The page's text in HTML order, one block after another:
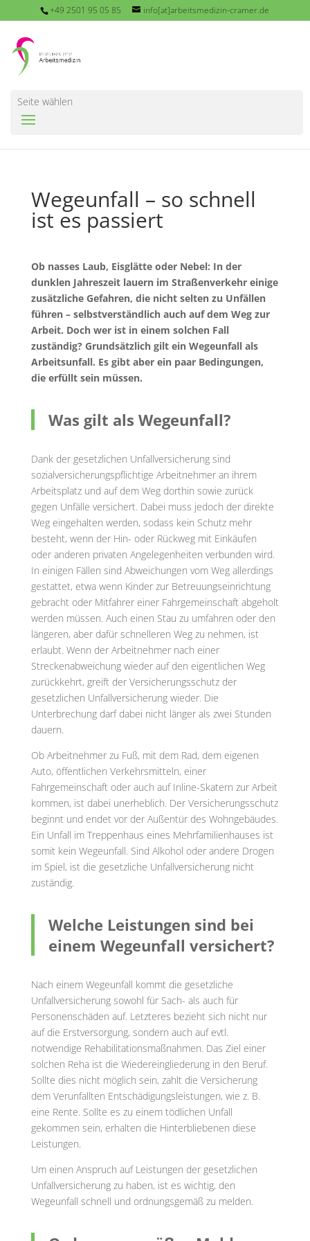
+49 2501 95 05 85 info[at]arbeitsmedizin-cramer.de
Seite wählen
Wegeunfall – so schnell
ist es passiert
Ob nasses Laub, Eisglätte oder Nebel: In der
dunklen Jahreszeit lauern im Straßenverkehr einige
zusätzliche Gefahren, die nicht selten zu Unfällen
führen – selbstverständlich auch auf dem Weg zur
Arbeit. Doch wer ist in einem solchen Fall
zuständig? Grundsätzlich gilt ein Wegeunfall als
Arbeitsunfall. Es gibt aber ein paar Bedingungen,
die erfüllt sein müssen.
Was gilt als Wegeunfall?
Dank der gesetzlichen Unfallversicherung sind
sozialversicherungspflichtige Arbeitnehmer an ihrem
Arbeitsplatz und auf dem Weg dorthin sowie zurück
gegen Unfälle versichert. Dabei muss jedoch der direkte
Weg eingehalten werden, sodass kein Schutz mehr
besteht, wenn der Hin- oder Rückweg mit Einkäufen
oder anderen privaten Angelegenheiten verbunden wird.
In einigen Fällen sind Abweichungen vom Weg allerdings
gestattet, etwa wenn Kinder zur Betreuungseinrichtung
gebracht oder Mitfahrer einer Fahrgemeinschaft abgeholt
werden müssen. Auch einen Stau zu umfahren oder den
längeren, aber dafür schnelleren Weg zu nehmen, ist
erlaubt. Wenn der Arbeitnehmer nach einer
Streckenabweichung wieder auf den eigentlichen Weg
zurückkehrt, greift der Versicherungsschutz der
gesetzlichen Unfallversicherung wieder. Die
Unterbrechung darf dabei nicht länger als zwei Stunden
dauern.
Ob Arbeitnehmer zu Fuß, mit dem Rad, dem eigenen
Auto, öffentlichen Verkehrsmitteln, einer
Fahrgemeinschaft oder auch auf Inline-Skatern zur Arbeit
kommen, ist dabei unerheblich. Der Versicherungsschutz
beginnt und endet vor der Außentür des Wohngebäudes.
Ein Unfall im Treppenhaus eines Mehrfamilienhauses ist
somit kein Wegeunfall. Sind Alkohol oder andere Drogen
im Spiel, ist die gesetzliche Unfallversicherung nicht
zuständig.
Welche Leistungen sind bei
einem Wegeunfall versichert?
Nach einem Wegeunfall kommt die gesetzliche
Unfallversicherung sowohl für Sach- als auch für
Personenschäden auf. Letzteres bezieht sich nicht nur
auf die Erstversorgung, sondern auch auf evtl.
notwendige Rehabilitationsmaßnahmen. Das Ziel einer
solchen Reha ist die Wiedereingliederung in den Beruf.
Sollte dies nicht möglich sein, zahlt die Versicherung
dem Verunfallten Entschädigungsleistungen, wie z. B.
eine Rente. Sollte es zu einem tödlichen Unfall
gekommen sein, erhalten die Hinterbliebenen diese
Leistungen.
Um einen Anspruch auf Leistungen der gesetzlichen
Unfallversicherung zu haben, ist es wichtig, den
Wegeunfall schnell und ordnungsgemäß zu melden.